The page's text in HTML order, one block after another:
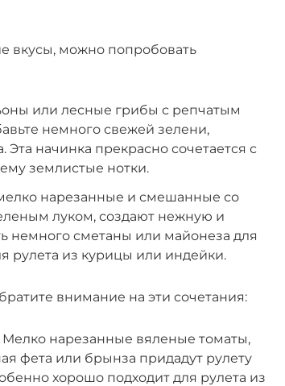
вкусы, можно попробовать
или лесные грибы с репчатым
немного свежей зелени,
начинка прекрасно сочетается с
землистые нотки.
нарезанные и смешанные со
луком, создают нежную и
немного сметаны или майонеза для
рулета из курицы или индейки.
внимание на эти сочетания:
нарезанные вяленые томаты,
фета или брынза придадут рулету
хорошо подходит для рулета из